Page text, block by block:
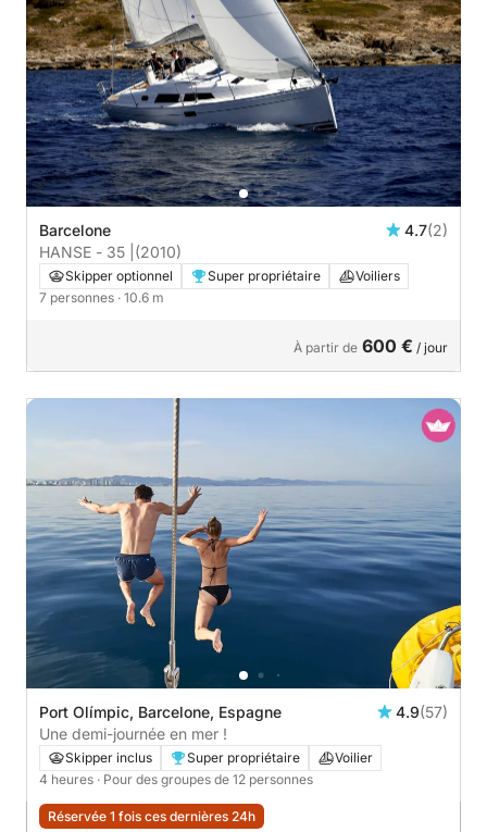
Barcelone 4.7(2)
HANSE - 35 | (2010)
Skipper optionnel Super propriétaire
Voiliers
7 personnes · 10.6 m
À partir de 600 € / jour
Port Olímpic, Barcelone, Espagne 4.9(57)
Une demi-journée en mer !
Skipper inclus Super propriétaire
Voilier
4 heures · Pour des groupes de 12 personnes
Réservée 1 fois ces dernières 24h